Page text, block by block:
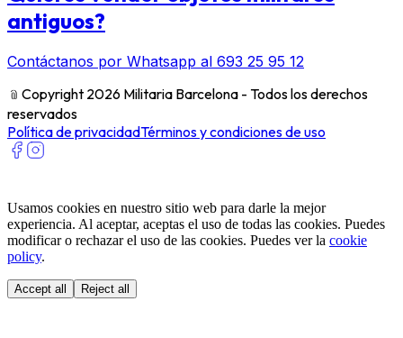
antiguos?
Contáctanos por Whatsapp al 693 25 95 12
﹫ Copyright 2026 Militaria Barcelona - Todos los derechos
reservados
Política de privacidadTérminos y condiciones de uso
Usamos cookies en nuestro sitio web para darle la mejor
experiencia. Al aceptar, aceptas el uso de todas las cookies. Puedes
modificar o rechazar el uso de las cookies. Puedes ver la cookie
policy.
Accept all Reject all